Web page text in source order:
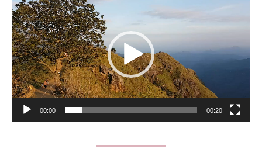
vidéo
00:00 00:20